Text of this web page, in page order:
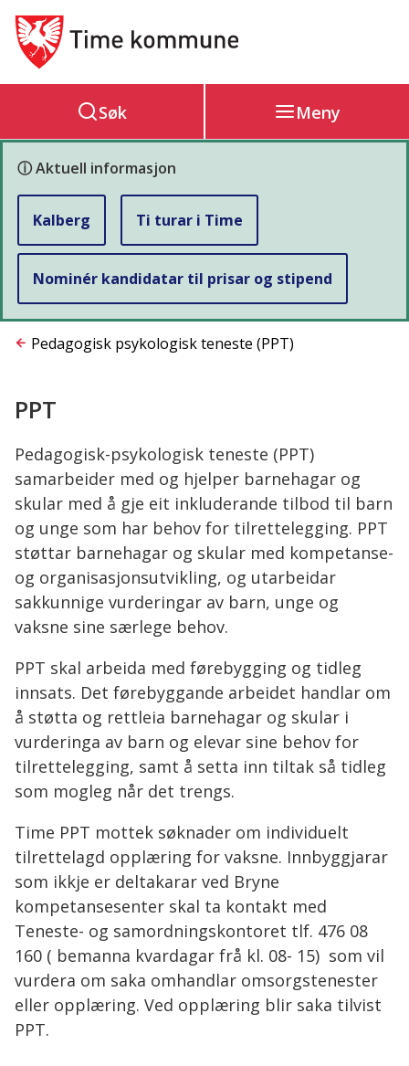
Hovedportal
Søk Meny
ⓘ Aktuell informasjon
Kalberg Ti turar i Time
Nominér kandidatar til prisar og stipend
DuPedagogisk psykologisk teneste (PPT)
PPT
Pedagogisk-psykologisk teneste (PPT)
samarbeider med og hjelper barnehagar og
skular med å gje eit inkluderande tilbod til barn
og unge som har behov for tilrettelegging. PPT
støttar barnehagar og skular med kompetanse-
og organisasjonsutvikling, og utarbeidar
sakkunnige vurderingar av barn, unge og
vaksne sine særlege behov.
PPT skal arbeida med førebygging og tidleg
innsats. Det førebyggande arbeidet handlar om
å støtta og rettleia barnehagar og skular i
vurderinga av barn og elevar sine behov for
tilrettelegging, samt å setta inn tiltak så tidleg
som mogleg når det trengs.
Time PPT mottek søknader om individuelt
tilrettelagd opplæring for vaksne. Innbyggjarar
som ikkje er deltakarar ved Bryne
kompetansesenter skal ta kontakt med
Teneste- og samordningskontoret tlf. 476 08
160 ( bemanna kvardagar frå kl. 08- 15) som vil
vurdera om saka omhandlar omsorgstenester
eller opplæring. Ved opplæring blir saka tilvist
PPT.